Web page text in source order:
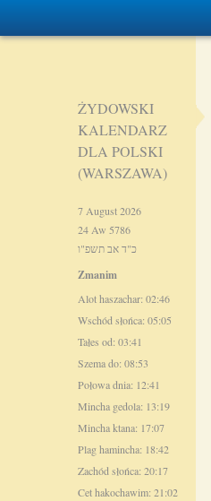
ŻYDOWSKI
KALENDARZ
DLA POLSKI
(WARSZAWA)
7 August 2026
24 Aw 5786
כ"ד אב תשפ"ו
Zmanim
Alot haszachar: 02:46
Wschód słońca: 05:05
Tałes od: 03:41
Szema do: 08:53
Połowa dnia: 12:41
Mincha gedola: 13:19
Mincha ktana: 17:07
Plag hamincha: 18:42
Zachód słońca: 20:17
Cet hakochawim: 21:02